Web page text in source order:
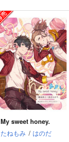
My sweet honey.
たねもみ / はのだ